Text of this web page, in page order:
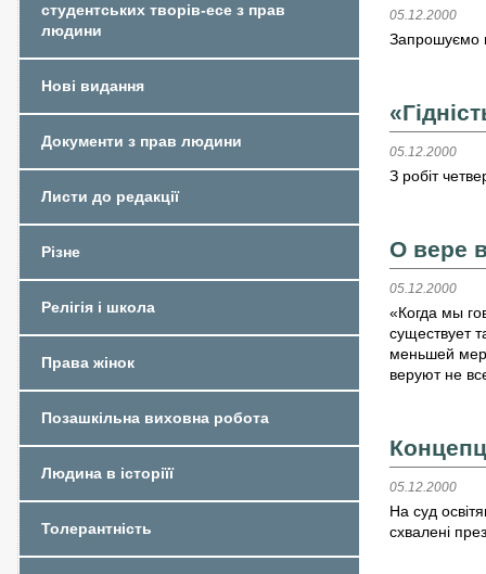
05.12.2000
Запрошуємо
05.12.2000
З робіт
О вере
05.12.2000
«Когда мы
существует
меньшей
веруют не
05.12.2000
На суд
схвалені
студентських творів-есе з прав
людини
Нові видання
Документи з прав людини
Листи до редакції
Різне
Релігія і школа
Права жінок
Позашкільна виховна робота
Людина в історіїї
Толерантність